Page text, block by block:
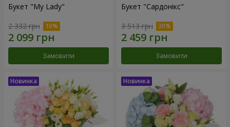
Букет "My Lady"
2 332 грн
Замовити
Букет "Сардонікс"
3 513 грн
Замовити